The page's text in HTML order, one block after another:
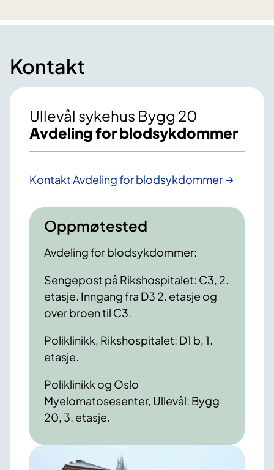
Kontakt
Ullevål sykehus Bygg 20
Avdeling for blodsykdommer
Kontakt Avdeling for blodsykdommer
Oppmøtested
Avdeling for blodsykdommer:
Sengepost på Rikshospitalet: C3, 2.
etasje. Inngang fra D3 2. etasje og
over broen til C3.
Poliklinikk, Rikshospitalet: D1 b, 1.
etasje.
Poliklinikk og Oslo
Myelomatosesenter, Ullevål: Bygg
20, 3. etasje.